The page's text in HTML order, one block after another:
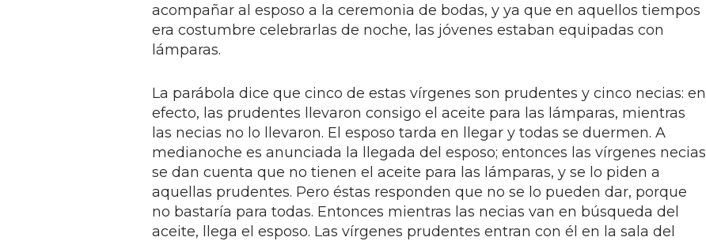
acompañar al esposo a la ceremonia de bodas, y ya que en aquellos tiempos
era costumbre celebrarlas de noche, las jóvenes estaban equipadas con
lámparas.
La parábola dice que cinco de estas vírgenes son prudentes y cinco necias: en
efecto, las prudentes llevaron consigo el aceite para las lámparas, mientras
las necias no lo llevaron. El esposo tarda en llegar y todas se duermen. A
medianoche es anunciada la llegada del esposo; entonces las vírgenes necias
se dan cuenta que no tienen el aceite para las lámparas, y se lo piden a
aquellas prudentes. Pero éstas responden que no se lo pueden dar, porque
no bastaría para todas. Entonces mientras las necias van en búsqueda del
aceite, llega el esposo. Las vírgenes prudentes entran con él en la sala del